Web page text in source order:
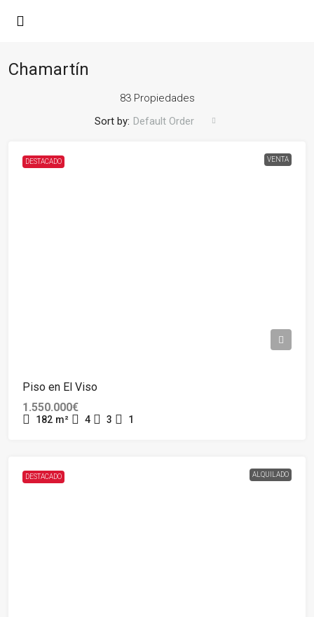
Chamartín
83 Propiedades
Sort by: Default Order
DESTACADO VENTA
Piso en El Viso
1.550.000€
182 m² 4 3 1
DESTACADO ALQUILADO